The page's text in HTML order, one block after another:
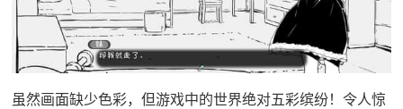
虽然画面缺少色彩，但游戏中的世界绝对五彩缤纷！令人惊